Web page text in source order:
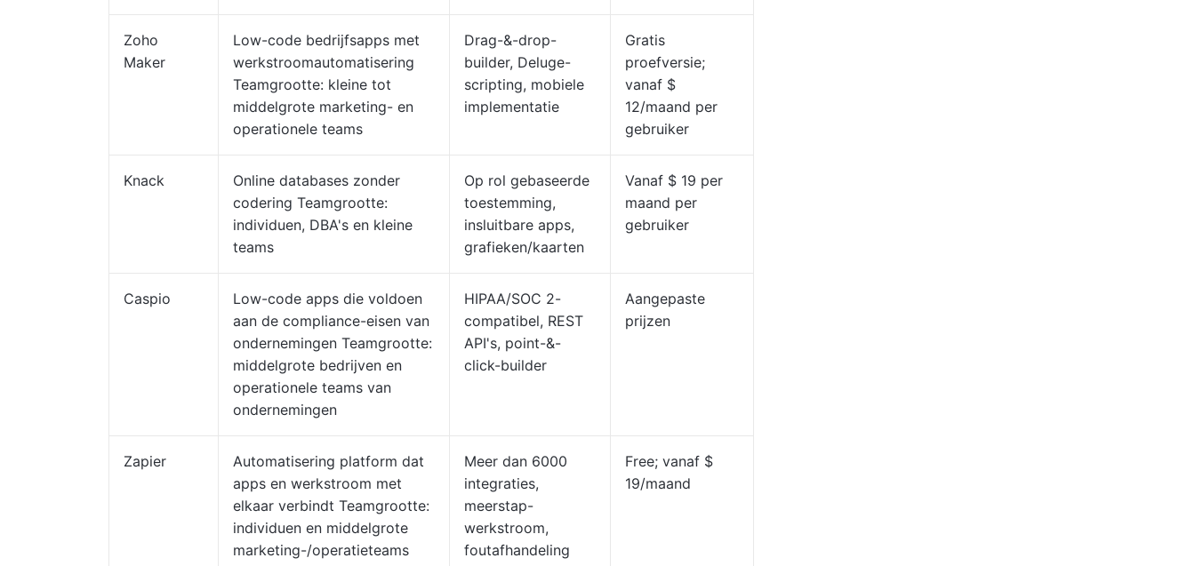
Zoho
Maker
Low-code bedrijfsapps met
werkstroomautomatisering
Teamgrootte: kleine tot
middelgrote marketing- en
operationele teams
Drag-&-drop-
builder, Deluge-
scripting, mobiele
implementatie
Gratis
proefversie;
vanaf $
12/maand per
gebruiker
Knack
Online databases zonder
codering Teamgrootte:
individuen, DBA's en kleine
teams
Op rol gebaseerde
toestemming,
insluitbare apps,
grafieken/kaarten
Vanaf $ 19 per
maand per
gebruiker
Caspio
Low-code apps die voldoen
aan de compliance-eisen van
ondernemingen Teamgrootte:
middelgrote bedrijven en
operationele teams van
ondernemingen
HIPAA/SOC 2-
compatibel, REST
API's, point-&-
click-builder
Aangepaste
prijzen
Zapier
Automatisering platform dat
apps en werkstroom met
elkaar verbindt Teamgrootte:
individuen en middelgrote
marketing-/operatieteams
Meer dan 6000
integraties,
meerstap-
werkstroom,
foutafhandeling
Free; vanaf $
19/maand